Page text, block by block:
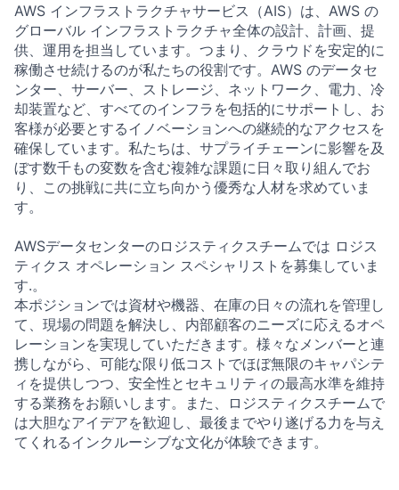
AWS インフラストラクチャサービス（AIS）は、AWS の
グローバル インフラストラクチャ全体の設計、計画、提
供、運用を担当しています。つまり、クラウドを安定的に
稼働させ続けるのが私たちの役割です。AWS のデータセ
ンター、サーバー、ストレージ、ネットワーク、電力、冷
却装置など、すべてのインフラを包括的にサポートし、お
客様が必要とするイノベーションへの継続的なアクセスを
確保しています。私たちは、サプライチェーンに影響を及
ぼす数千もの変数を含む複雑な課題に日々取り組んでお
り、この挑戦に共に立ち向かう優秀な人材を求めていま
す。
AWSデータセンターのロジスティクスチームでは ロジス
ティクス オペレーション スペシャリストを募集していま
す.。
本ポジションでは資材や機器、在庫の日々の流れを管理し
て、現場の問題を解決し、内部顧客のニーズに応えるオペ
レーションを実現していただきます。様々なメンバーと連
携しながら、可能な限り低コストでほぼ無限のキャパシテ
ィを提供しつつ、安全性とセキュリティの最高水準を維持
する業務をお願いします。また、ロジスティクスチームで
は大胆なアイデアを歓迎し、最後までやり遂げる力を与え
てくれるインクルーシブな文化が体験できます。